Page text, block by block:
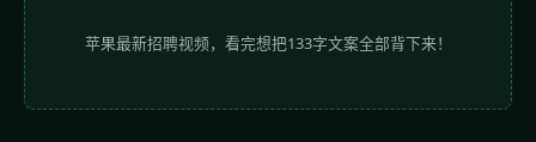
苹果最新招聘视频，看完想把133字文案全部背下来！